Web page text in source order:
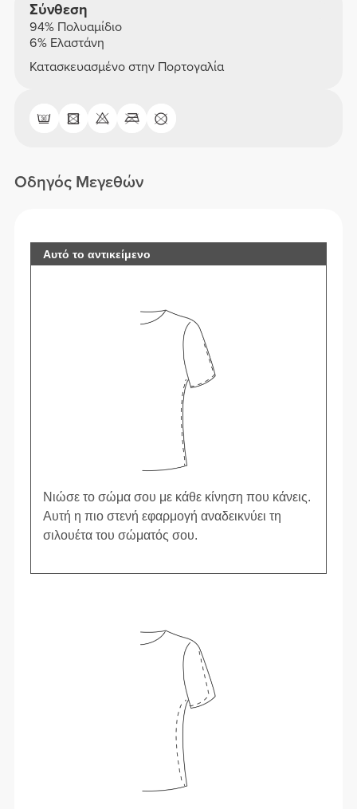
Σύνθεση
94% Πολυαμίδιο
6% Ελαστάνη
Κατασκευασμένο στην Πορτογαλία
Οδηγός Μεγεθών
Αυτό το αντικείμενο
Νιώσε το σώμα σου με κάθε κίνηση που κάνεις.
Αυτή η πιο στενή εφαρμογή αναδεικνύει τη
σιλουέτα του σώματός σου.